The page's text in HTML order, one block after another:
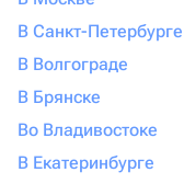
В Санкт-Петербурге
В Волгограде
В Брянске
Во Владивостоке
В Екатеринбурге